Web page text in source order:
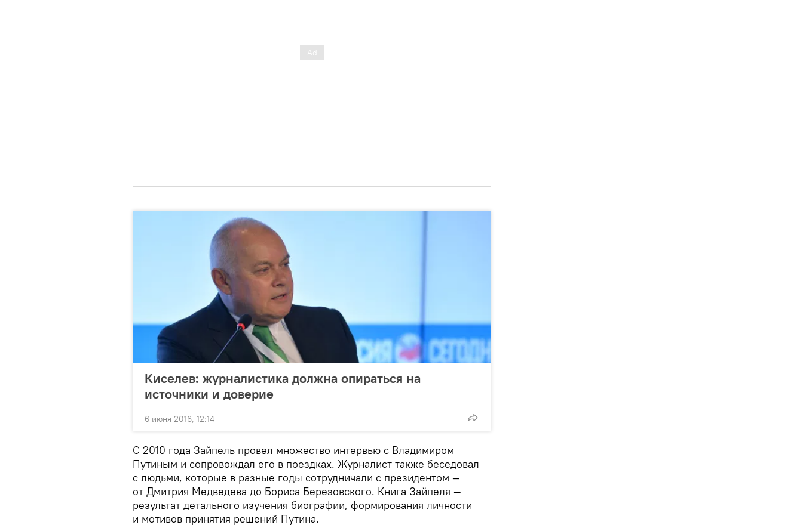
Киселев: журналистика должна опираться на
источники и доверие
6 июня 2016, 12:14
С 2010 года Зайпель провел множество интервью с Владимиром
Путиным и сопровождал его в поездках. Журналист также беседовал
с людьми, которые в разные годы сотрудничали с президентом —
от Дмитрия Медведева до Бориса Березовского. Книга Зайпеля —
результат детального изучения биографии, формирования личности
и мотивов принятия решений Путина.